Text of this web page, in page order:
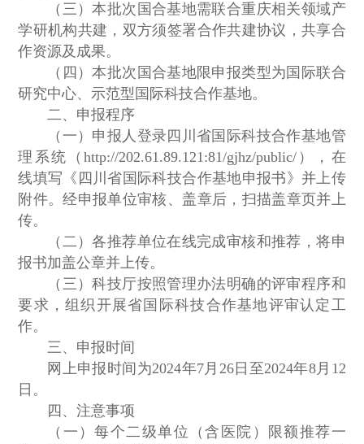
（三）本批次国合基地需联合重庆相关领域产
学研机构共建，双方须签署合作共建协议，共享合
作资源及成果。
（四）本批次国合基地限申报类型为国际联合
研究中心、示范型国际科技合作基地。
二、申报程序
（一）申报人登录四川省国际科技合作基地管
理系统（http://202.61.89.121:81/gjhz/public/），在
线填写《四川省国际科技合作基地申报书》并上传
附件。经申报单位审核、盖章后，扫描盖章页并上
传。
（二）各推荐单位在线完成审核和推荐，将申
报书加盖公章并上传。
（三）科技厅按照管理办法明确的评审程序和
要求，组织开展省国际科技合作基地评审认定工
作。
三、申报时间
网上申报时间为2024年7月26日至2024年8月12
日。
四、注意事项
（一）每个二级单位（含医院）限额推荐一